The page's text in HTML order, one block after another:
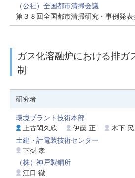
（公社）全国都市清掃会議
第３８回全国都市清掃研究・事例発表
ガス化溶融炉における排ガ
制
研究者
環境プラント技術本部
上古閑久欣
伊藤 正
木下
土建・計電装技術センター
下梨 孝
（株）神戸製鋼所
江口 徹